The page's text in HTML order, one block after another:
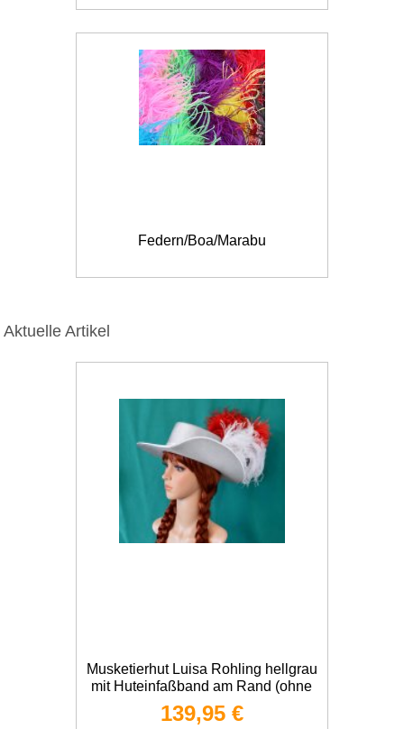
Federn/Boa/Marabu
Aktuelle Artikel
Musketierhut Luisa Rohling hellgrau
mit Huteinfaßband am Rand (ohne
Hutband, Federn und Hutleder)
139,95 €